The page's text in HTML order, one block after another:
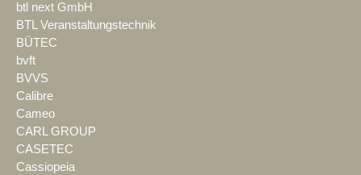
btl next GmbH
BTL Veranstaltungstechnik
BÜTEC
bvft
BVVS
Calibre
Cameo
CARL GROUP
CASETEC
Cassiopeia